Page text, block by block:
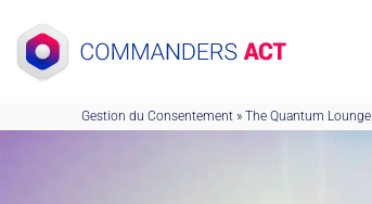
au
contenu
Gestion du Consentement » The Quantum Lounge